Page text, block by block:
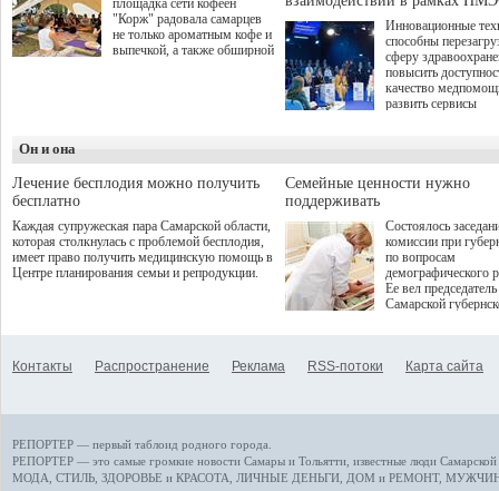
площадка сети кофеен
"Корж" радовала самарцев
не только ароматным кофе и
выпечкой, а также обширной
Инновационные
способны
сферу
повысить
качество
развить сервисы
определенными
К ним можно
возникающие при
данными
более динамичного
проникновения
сегмент
отраслевое
рассказала Ольга
ходе сессии
качества жизни" в
ПМЭФ 2025. В
Он и она
Лечение бесплодия можно получить
бесплатно
Каждая супружеская пара Самарской области,
которая столкнулась с проблемой бесплодия,
имеет право получить медицинскую помощь в
Центре планирования семьи и репродукции.
Семейные ценности нужно
поддерживать
Состоялось
комиссии при
по вопросам
демографического
Ее вел председатель
Самарской
Контакты Распространение Реклама RSS-потоки Карта сайта
РЕПОРТЕР — первый таблоид родного города.
РЕПОРТЕР — это самые громкие новости Самары и Тольятти, известные люди
МОДА, СТИЛЬ ЗДОРОВЬЕ и КРАСОТА ЛИЧНЫЕ ДЕНЬГИ ДОМ и РЕМОНТ,